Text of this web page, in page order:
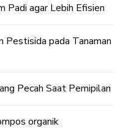
Padi agar Lebih Efisien
Pestisida pada Tanaman
Pecah Saat Pemipilan
organik